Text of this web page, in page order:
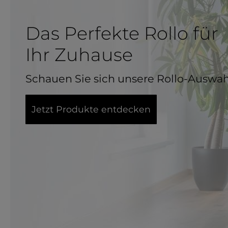
Das Perfekte Rollo für
Ihr Zuhause
Schauen Sie sich unsere Rollo-
Jetzt Produkte entdecken